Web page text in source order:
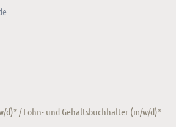
d)* / Lohn- und Gehaltsbuchhalter (m/w/d)*